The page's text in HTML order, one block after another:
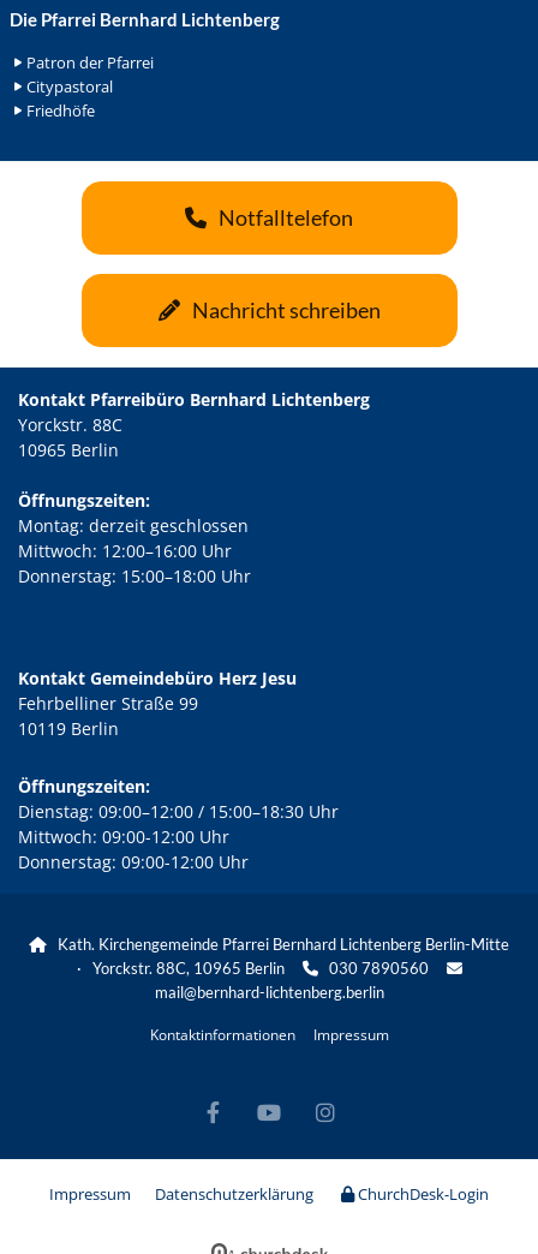
Die Pfarrei Bernhard Lichtenberg
Patron der Pfarrei
Citypastoral
Friedhöfe
Notfalltelefon
Nachricht schreiben
Kontakt Pfarreibüro Bernhard Lichtenberg
Yorckstr. 88C
10965 Berlin
Öffnungszeiten:
Montag: derzeit geschlossen
Mittwoch: 12:00–16:00 Uhr
Donnerstag: 15:00–18:00 Uhr
Kontakt Gemeindebüro Herz Jesu
Fehrbelliner Straße 99
10119 Berlin
Öffnungszeiten:
Dienstag: 09:00–12:00 / 15:00–18:30 Uhr
Mittwoch: 09:00-12:00 Uhr
Donnerstag: 09:00-12:00 Uhr

Kath. Kirchengemeinde Pfarrei Bernhard Lichtenberg Berlin-Mitte
· Yorckstr. 88C, 10965 Berlin
030 7890560 
mail@bernhard-lichtenberg.berlin
Kontaktinformationen Impressum
Impressum Datenschutzerklärung ChurchDesk-Login